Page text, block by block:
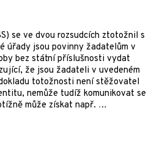
se ve dvou rozsudcích ztotožnil s
úřady jsou povinny žadatelům v
bez státní příslušnosti vydat
že jsou žadateli v uvedeném
totožnosti není stěžovatel
nemůže tudíž komunikovat se
může získat např. …